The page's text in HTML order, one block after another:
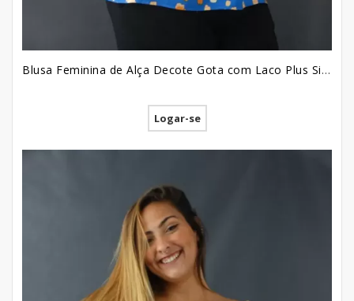
Blusa Feminina de Alça Decote Gota com Laco Plus Size em Viscose Azul Colors [2207054]
Logar-se